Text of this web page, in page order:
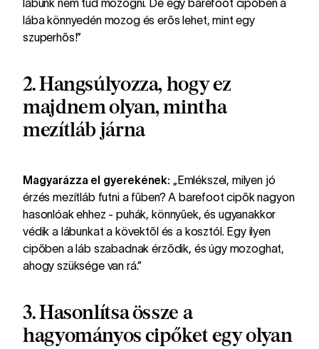
lábunk nem tud mozogni. De egy barefoot cipőben a
lába könnyedén mozog és erős lehet, mint egy
szuperhős!”
2. Hangsúlyozza, hogy ez
majdnem olyan, mintha
mezítláb járna
Magyarázza el gyerekének: „Emlékszel, milyen jó
érzés mezítláb futni a fűben? A barefoot cipők nagyon
hasonlóak ehhez - puhák, könnyűek, és ugyanakkor
védik a lábunkat a kövektől és a kosztól. Egy ilyen
cipőben a láb szabadnak érződik, és úgy mozoghat,
ahogy szüksége van rá.”
3. Hasonlítsa össze a
hagyományos cipőket egy olyan